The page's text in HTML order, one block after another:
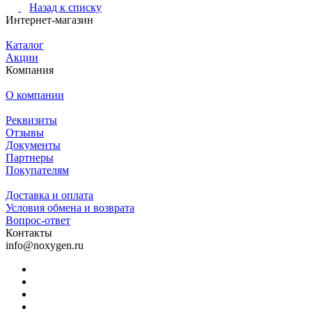
Назад к списку
Интернет-магазин
Каталог
Акции
Компания
О компании
Реквизиты
Отзывы
Документы
Партнеры
Покупателям
Доставка и оплата
Условия обмена и возврата
Вопрос-ответ
Контакты
info@noxygen.ru